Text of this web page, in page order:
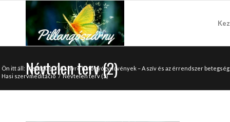
Névtelen terv (2)
Ön itt áll: Kezdőlap / A szívre ható gyógynövények – A szív és az érrendszer
Hasi szervmeditáció / Névtelen terv (2)